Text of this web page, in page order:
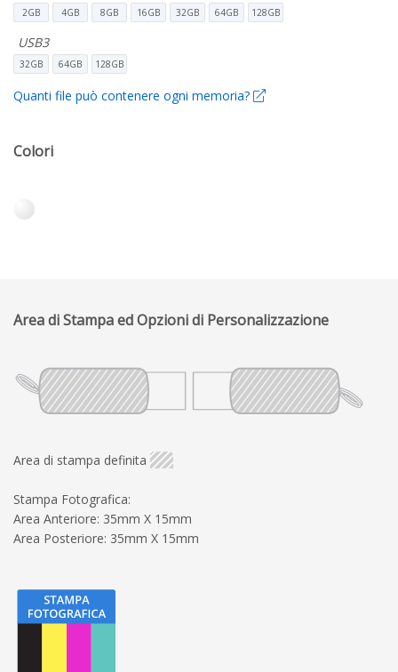
2GB 4GB 8GB 16GB 32GB 64GB 128GB
USB3
32GB 64GB 128GB
Quanti file può contenere ogni memoria?
Colori
Area di Stampa ed Opzioni di Personalizzazione
Area di stampa definita
Stampa Fotografica:
Area Anteriore: 35mm X 15mm
Area Posteriore: 35mm X 15mm